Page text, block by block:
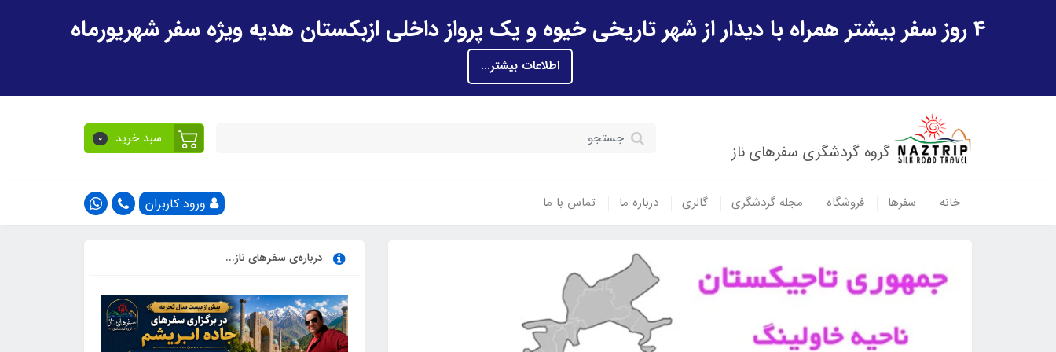
4 روز سفر بیشتر همراه با دیدار از شهر تاریخی خیوه و یک پرواز داخلی ازبکستان هدیه ویژه سفر شهریورماه
اطلاعات بیشتر...
گروه گردشگری سفرهای ناز
سبد خرید 0
خانه سفرها فروشگاه مجله گردشگری گالری درباره ما تماس با ما ورود کاربران
درباره‌ی سفرهای ناز...